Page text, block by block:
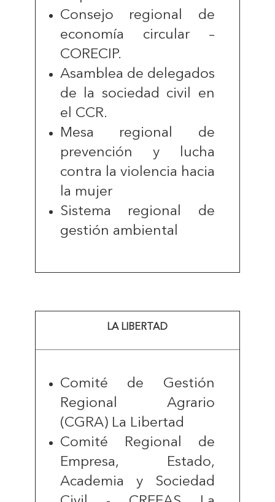
Consejo regional de
economía circular –
CORECIP.
Asamblea de delegados
de la sociedad civil en
el CCR.
Mesa regional de
prevención y lucha
contra la violencia hacia
la mujer
Sistema regional de
gestión ambiental
LA LIBERTAD
Comité de Gestión
Regional Agrario
(CGRA) La Libertad
Comité Regional de
Empresa, Estado,
Academia y Sociedad